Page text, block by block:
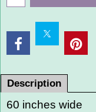
Description
60 inches wide